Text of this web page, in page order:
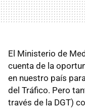
El Ministerio de
cuenta de la
en nuestro país
del Tráfico. Pero
través de la DGT)